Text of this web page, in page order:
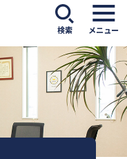
検索 メニュー